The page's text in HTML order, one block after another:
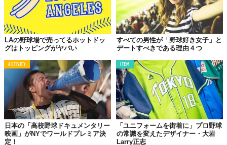
LAの野球場で売ってるホットドッ
グはトッピングがヤバい
すべての男性が「野球好き女子」と
デートすべきである理由４つ
ACTIVITY
日本の「高校野球ドキュメンタリー
映画」がNYでワールドプレミア決
定！
ITEM
「ユニフォームを街着に」プロ野球
の常識を変えたデザイナー・大岩
Larry正志